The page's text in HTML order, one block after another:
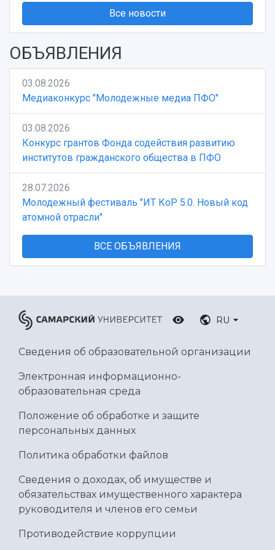
Все новости
ОБЪЯВЛЕНИЯ
03.08.2026
Медиаконкурс "Молодежные медиа ПФО"
03.08.2026
Конкурс грантов Фонда содействия развитию
институтов гражданского общества в ПФО
28.07.2026
Молодежный фестиваль "ИТ КоР 5.0. Новый код
атомной отрасли"
ВСЕ ОБЪЯВЛЕНИЯ
RU
Сведения об образовательной организации
Электронная информационно-
образовательная среда
Положение об обработке и защите
персональных данных
Политика обработки файлов
Сведения о доходах, об имуществе и
обязательствах имущественного характера
руководителя и членов его семьи
Противодействие коррупции